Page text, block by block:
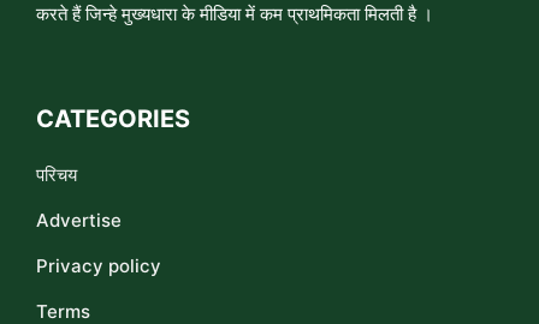
करते हैं जिन्हे मुख्यधारा के मीडिया में कम प्राथमिकता मिलती है ।
CATEGORIES
परिचय
Advertise
Privacy policy
Terms